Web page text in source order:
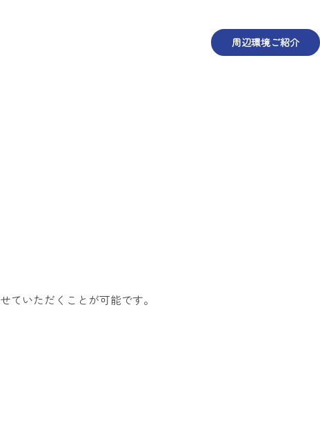
周辺環境ご紹介
いただくことが可能です。